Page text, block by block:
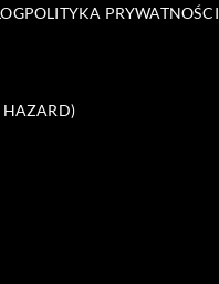
POLITYKA PRYWATNOŚCI
HAZARD)